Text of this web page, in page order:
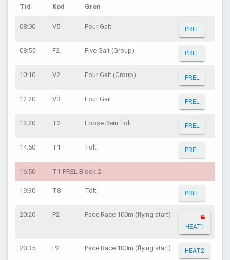
Tid Kod Gren
08:00 V5 Four Gait PREL
08:55 F2 Five Gait (Group) PREL
10:10 V2 Four Gait (Group) PREL
12:20 V3 Four Gait PREL
13:20 T2 Loose Rein Tölt PREL
14:50 T1 Tölt PREL
16:50 T1-PREL Block 2
19:30 T8 Tölt PREL
20:20 P2 Pace Race 100m (flying start)
HEAT1
20:35 P2 Pace Race 100m (flying start) HEAT2